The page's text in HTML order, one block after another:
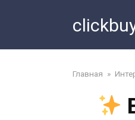
Главная »